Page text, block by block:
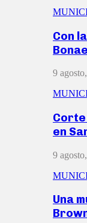
Con
9
en
9
Una